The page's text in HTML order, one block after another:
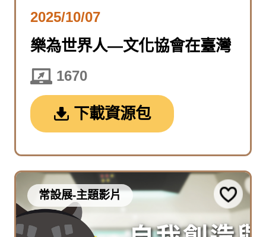
2025/10/07
樂為世界人—文化協會在臺灣
1670
下載資源包
常設展-主題影片